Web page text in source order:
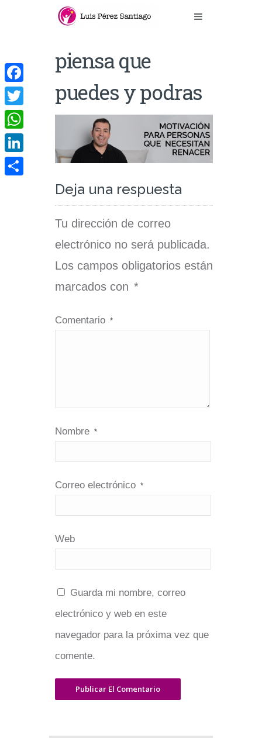
piensa que
puedes y podras
Deja una respuesta
Tu dirección de correo
electrónico no será publicada.
Los campos obligatorios están
marcados con *
Comentario *
Nombre *
Correo electrónico *
Web
Guarda mi nombre, correo
electrónico y web en este
navegador para la próxima vez que
comente.
Facebook
Twitter
WhatsApp
LinkedIn